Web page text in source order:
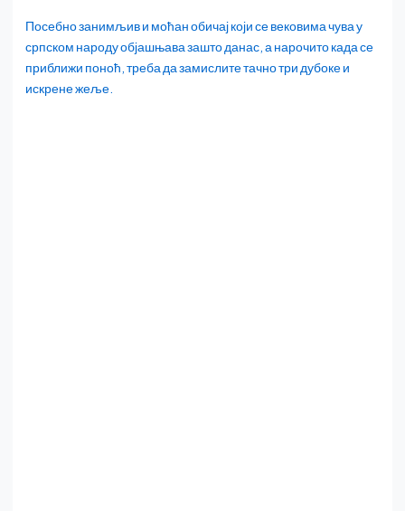
Посебно занимљив и моћан обичај који се вековима чува у
српском народу објашњава зашто данас, а нарочито када се
приближи поноћ, треба да замислите тачно три дубоке и
искрене жеље.